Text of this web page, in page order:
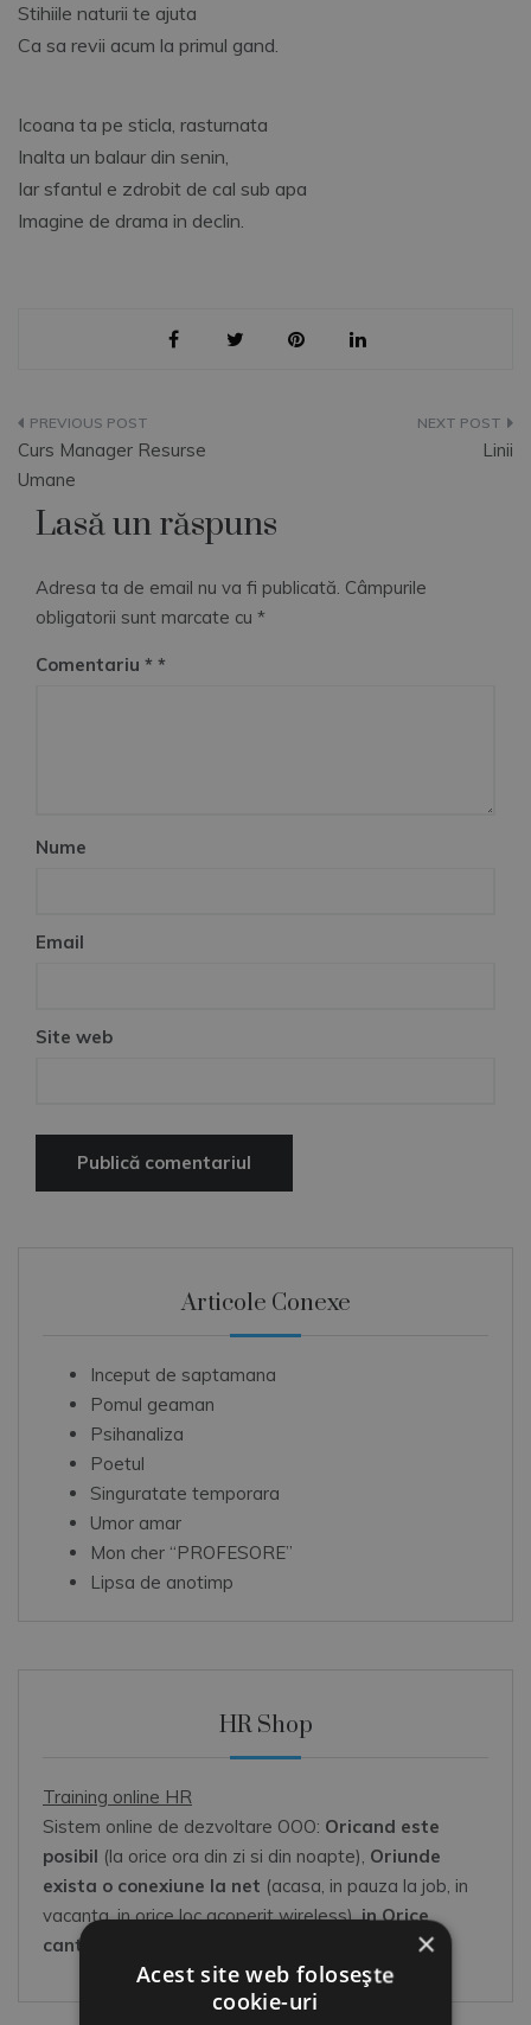
Stihiile naturii te ajuta
Ca sa revii acum la primul gand.
Icoana ta pe sticla, rasturnata
Inalta un balaur din senin,
Iar sfantul e zdrobit de cal sub apa
Imagine de drama in declin.
Navigare
în
articole
Curs Manager Resurse
Umane
Linii
Lasă un răspuns
Adresa ta de email nu va fi publicată. Câmpurile
obligatorii sunt marcate cu *
Comentariu *
Nume
Email
Site web
Articole Conexe
Inceput de saptamana
Pomul geaman
Psihanaliza
Poetul
Singuratate temporara
Umor amar
Mon cher “PROFESORE”
Lipsa de anotimp
HR Shop
Training online HR
Sistem online de dezvoltare OOO: Oricand este
posibil (la orice ora din zi si din noapte), Oriunde
exista o conexiune la net (acasa, in pauza la job, in
vacanta, in orice loc acoperit wireless),in Orice
cantitate
(sunteti dispus/a la un moment-dat)×
Acest site web folosește
cookie-uri